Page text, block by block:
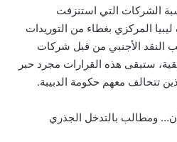
الشركات التي استنزفت
المركزي بغطاء من التوريدات
النقد الأجنبي من قبل شركات
ستبقى هذه القرارات مجرد حبر
تتحالف معهم حكومة الدبيبة.
ومطالب بالتدخل الجذري